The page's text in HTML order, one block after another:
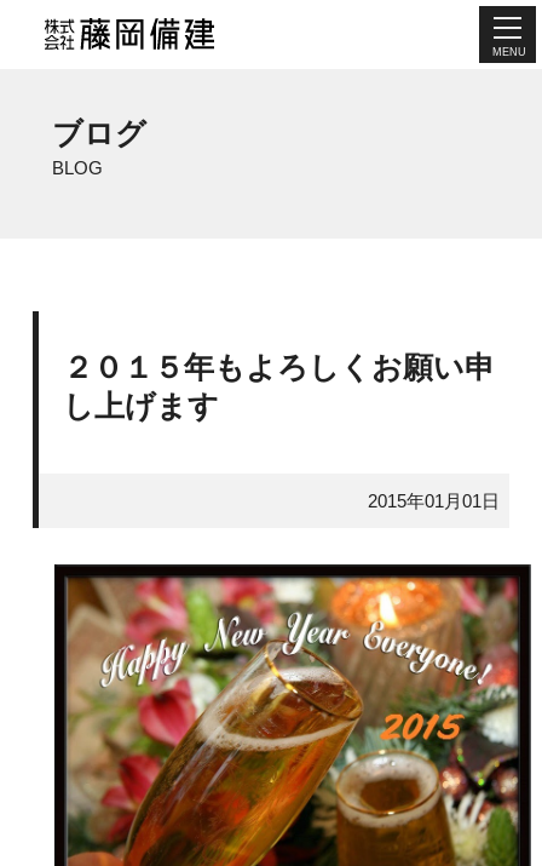
MENU
ブログ
BLOG
２０１５年もよろしくお願い申
し上げます
2015年01月01日